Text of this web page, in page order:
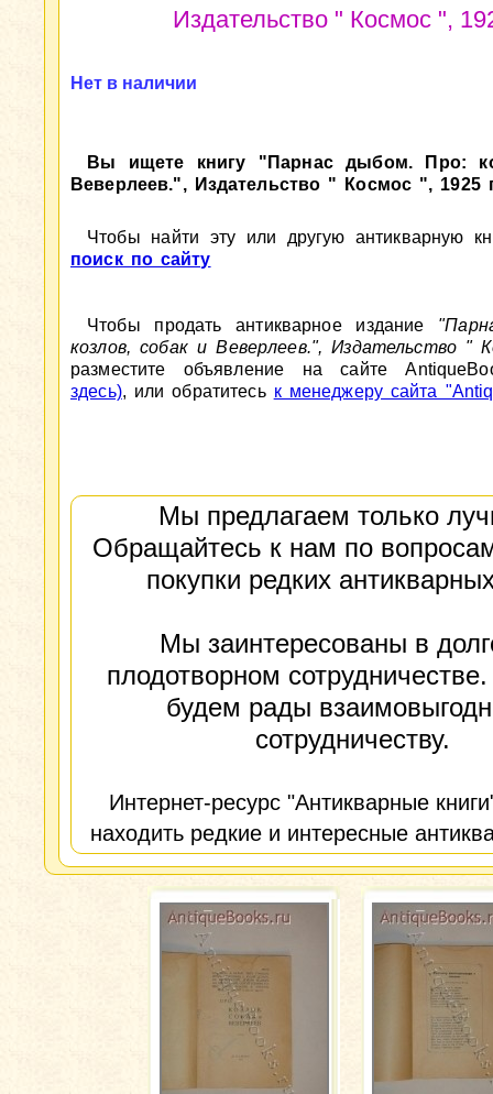
Издательство " Космос ",
Нет в наличии
Вы ищете книгу "Парнас дыбом. Про:
Веверлеев.", Издательство " Космос ", 1925
Чтобы найти эту или другую антикварную
поиск по сайту
Чтобы продать антикварное издание
козлов, собак и Веверлеев.", Издательство "
разместите объявление на сайте
здесь), или обратитесь к менеджеру сайта
Мы предлагаем только
Обращайтесь к нам по
покупки редких
Мы заинтересованы в
плодотворном
будем рады
сотрудничеству.
Интернет-ресурс "Антикварные
находить редкие и интересные